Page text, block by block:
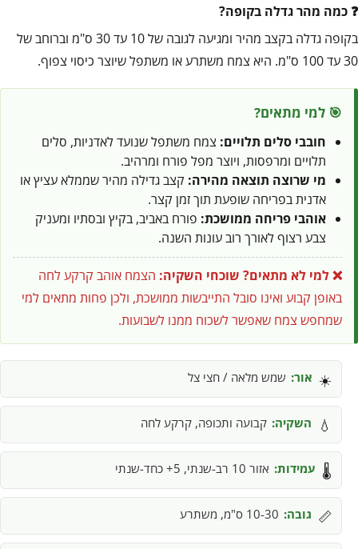
כמה מהר גדלה בקופה?
בקופה גדלה בקצב מהיר ומגיעה לגובה של 10 עד 30 ס"מ וברוחב של
30 עד 100 ס"מ. היא צמח משתרע או משתפל שיוצר כיסוי צפוף.
🎯 למי מתאים?
חובבי סלים תלויים: צמח משתפל שנועד לאדניות, סלים
תלויים ומרפסות, ויוצר מפל פורח ומרהיב.
מי שרוצה תוצאה מהירה: קצב גדילה מהיר שממלא עציץ או
אדנית בפריחה שופעת תוך זמן קצר.
אוהבי פריחה ממושכת: פורח באביב, בקיץ ובסתיו ומעניק
צבע רצוף לאורך רוב עונות השנה.
❌ למי לא מתאים? שוכחי השקיה: הצמח אוהב קרקע לחה
באופן קבוע ואינו סובל התייבשות ממושכת, ולכן פחות מתאים למי
שמחפש צמח שאפשר לשכוח ממנו לשבועות.
☀️ אור: שמש מלאה / חצי צל
💧 השקיה: קבועה ותכופה, קרקע לחה
🌡️ עמידות: אזור 10 רב-שנתי, 5+ כחד-שנתי
📏 גובה: 10-30 ס"מ, משתרע